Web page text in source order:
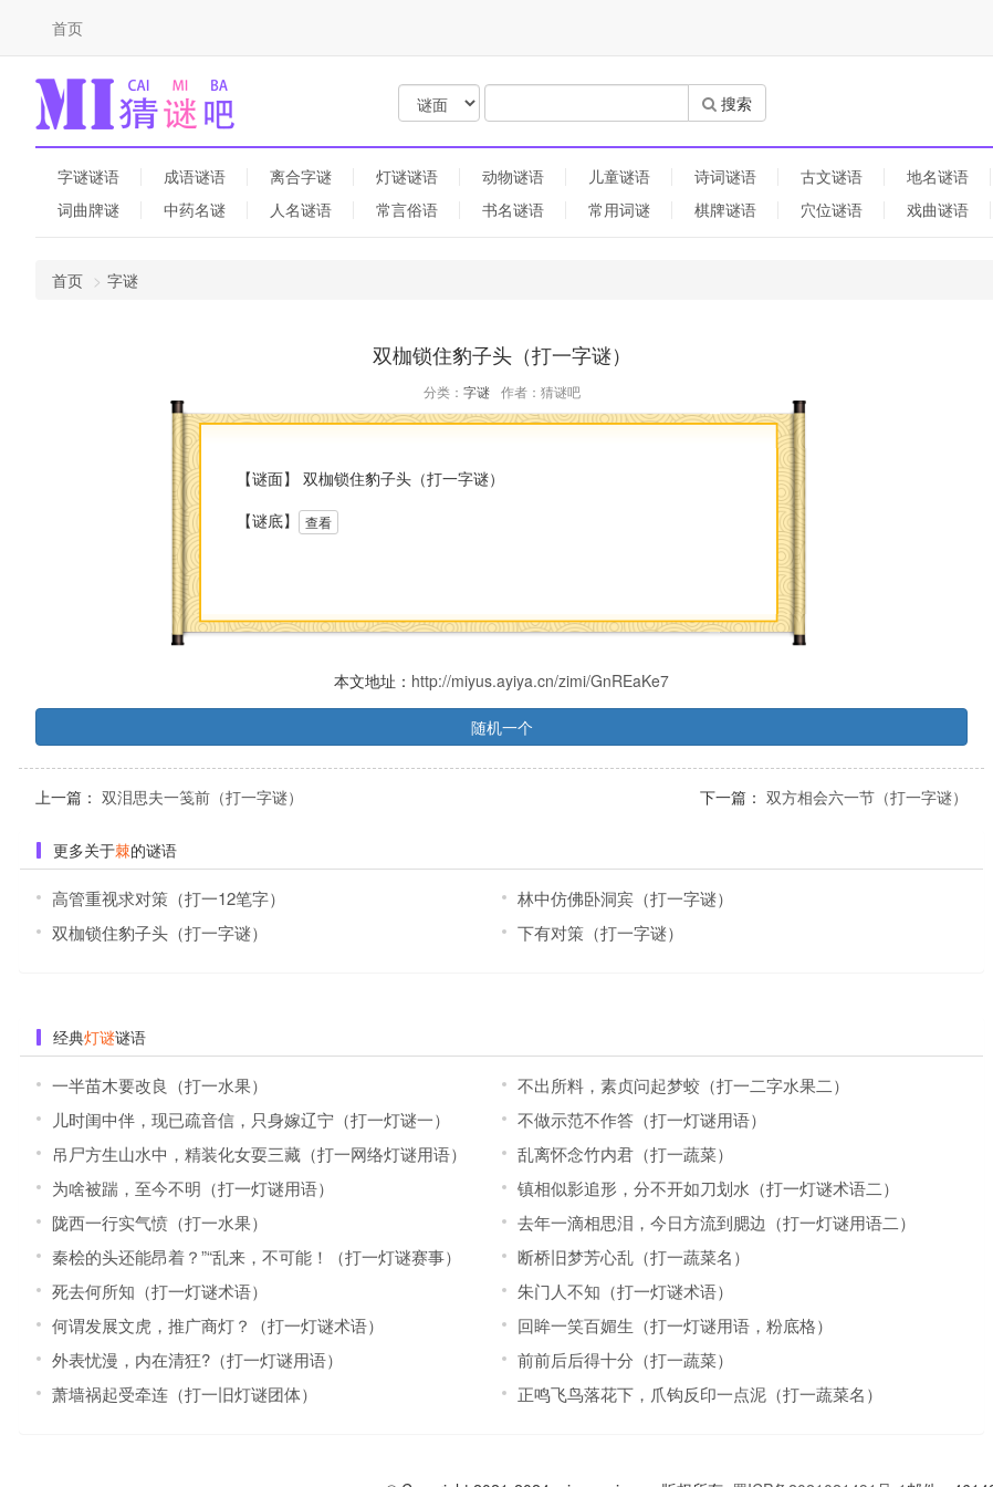
首页
搜索
字谜谜语 成语谜语 离合字谜 灯谜谜语 动物谜语 儿童谜语 诗词谜语 古文谜语 地名谜语
词曲牌谜
中药名谜 人名谜语 常言俗语 书名谜语 常用词谜 棋牌谜语 穴位谜语 戏曲谜语
首页 字谜
双枷锁住豹子头（打一字谜）
分类： 字谜 作者：猜谜吧
【谜面】 双枷锁住豹子头（打一字谜）
【谜底】
查看
本文地址： http://miyus.ayiya.cn/zimi/GnREaKe7
随机一个
上一篇： 双泪思夫一笺前（打一字谜） 下一篇： 双方相会六一节（打一字谜）
更多关于棘的谜语
高管重视求对策（打一12笔字）
林中仿佛卧洞宾（打一字谜）
双枷锁住豹子头（打一字谜）
下有对策（打一字谜）
经典灯谜谜语
一半苗木要改良（打一水果）
不出所料，素贞问起梦蛟（打一二字水果二）
儿时闺中伴，现已疏音信，只身嫁辽宁（打一灯谜一）
不做示范不作答（打一灯谜用语）
吊尸方生山水中，精装化女耍三藏（打一网络灯谜用语）
乱离怀念竹内君（打一蔬菜）
为啥被踹，至今不明（打一灯谜用语）
镇相似影追形，分不开如刀划水（打一灯谜术语二）
陇西一行实气愤（打一水果）
去年一滴相思泪，今日方流到腮边（打一灯谜用语二）
秦桧的头还能昂着？”“乱来，不可能！（打一灯谜赛事）
断桥旧梦芳心乱（打一蔬菜名）
死去何所知（打一灯谜术语）
朱门人不知（打一灯谜术语）
何谓发展文虎，推广商灯？（打一灯谜术语）
回眸一笑百媚生（打一灯谜用语，粉底格）
外表忧漫，内在清狂?（打一灯谜用语）
前前后后得十分（打一蔬菜）
萧墙祸起受牵连（打一旧灯谜团体）
正鸣飞鸟落花下，爪钩反印一点泥（打一蔬菜名）